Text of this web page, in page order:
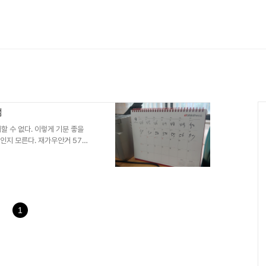
수 없다. 이렇게 기분 좋을
지 모른다. 재가우안거 57일
름날인 10월 17일에 끝난다.
을 먹는 것도 살기 위한..
1